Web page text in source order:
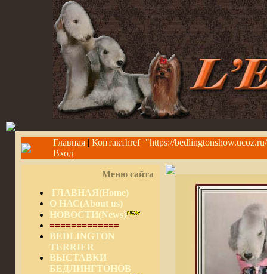
Главная| Контактhref="https://
Вход
Меню сайта
ГЛАВНАЯ(Home)
О НАС(About us)
НОВОСТИ(News)
=============
BEDLINGTON
TERRIER
ВЫСТАВКИ
БЕДЛИНГТОНОВ